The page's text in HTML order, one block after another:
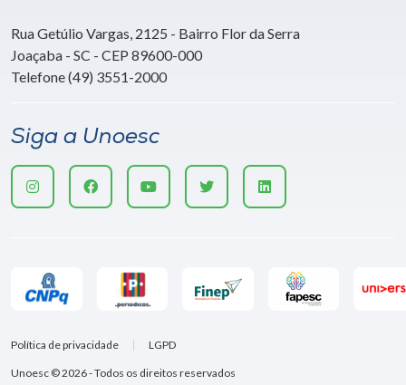
Rua Getúlio Vargas, 2125 - Bairro Flor da Serra
Joaçaba - SC - CEP 89600-000
Telefone (49) 3551-2000
Siga a Unoesc
Unoesc © 2026 - Todos os direitos reservados
Política de privacidade LGPD